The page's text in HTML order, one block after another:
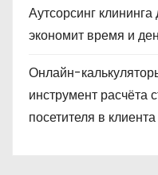
Аутсорсинг
экономит время и
Онлайн-
инструмент расчёта
посетителя в клиента